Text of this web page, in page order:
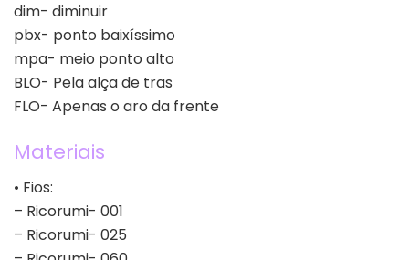
dim- diminuir
pbx- ponto baixíssimo
mpa- meio ponto alto
BLO- Pela alça de tras
FLO- Apenas o aro da frente
Materiais
• Fios:
– Ricorumi- 001
– Ricorumi- 025